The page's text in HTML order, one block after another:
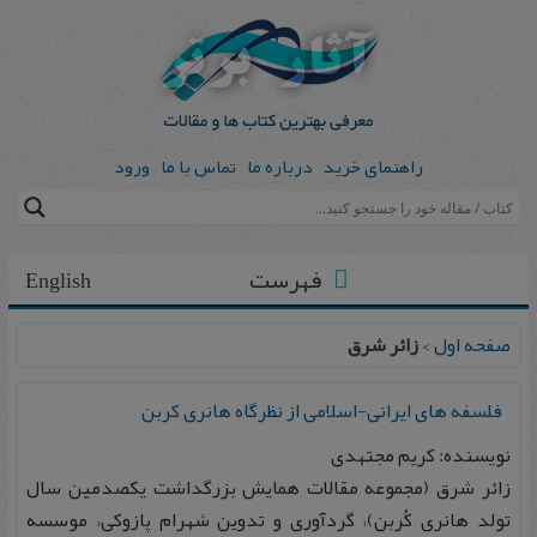
راهنمای خرید درباره ما تماس با ما ورود
English فهرست
صفحه اول>زائر شرق
فلسفه های ایرانی-اسلامی از نظرگاه هانری کربن
نویسنده: کریم مجتهدی
زائر شرق (مجموعه مقالات همایش بزرگداشت یکصدمین سال
تولد هانری کُربن)، گردآوری و تدوین شهرام پازوکی، موسسه